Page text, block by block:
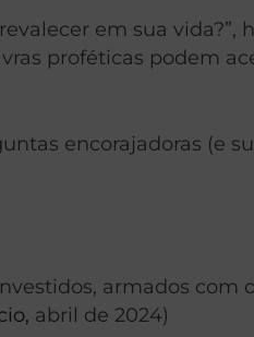
em sua vida?”,
proféticas podem
encorajadoras (e
armados com
abril de 2024)